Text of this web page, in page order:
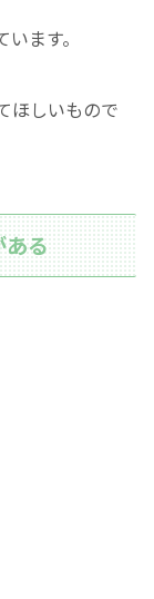
ます。
ほしいもので
ある